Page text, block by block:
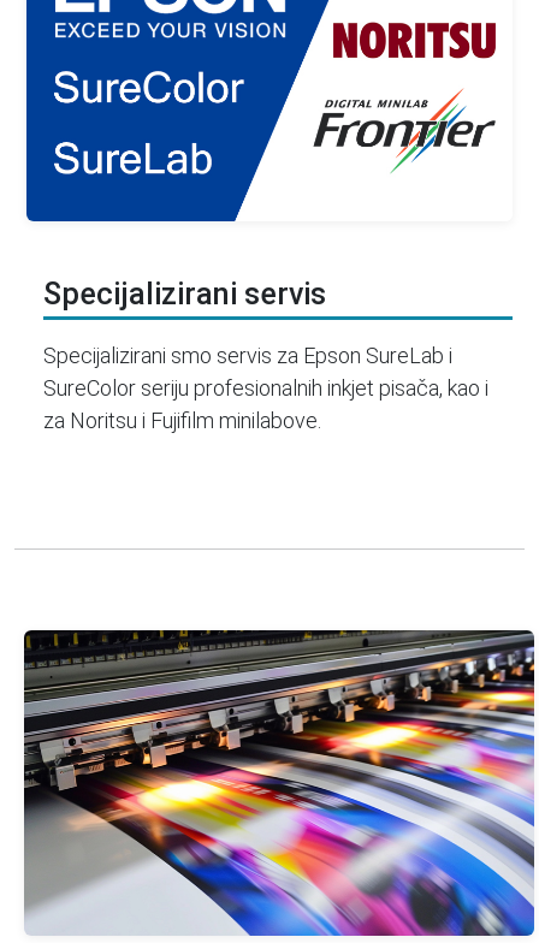
Specijalizirani servis
Specijalizirani smo servis za Epson SureLab i
SureColor seriju profesionalnih inkjet pisača, kao i
za Noritsu i Fujifilm minilabove.